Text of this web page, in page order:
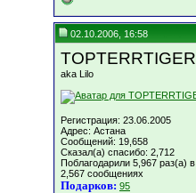
02.10.2006, 16:58
TOPTERRTIGER
aka Lilo
Регистрация: 23.06.2005
Адрес: Астана
Сообщений: 19,658
Сказал(а) спасибо: 2,712
Поблагодарили 5,967 раз(а) в
2,567 сообщениях
Подарков: 95